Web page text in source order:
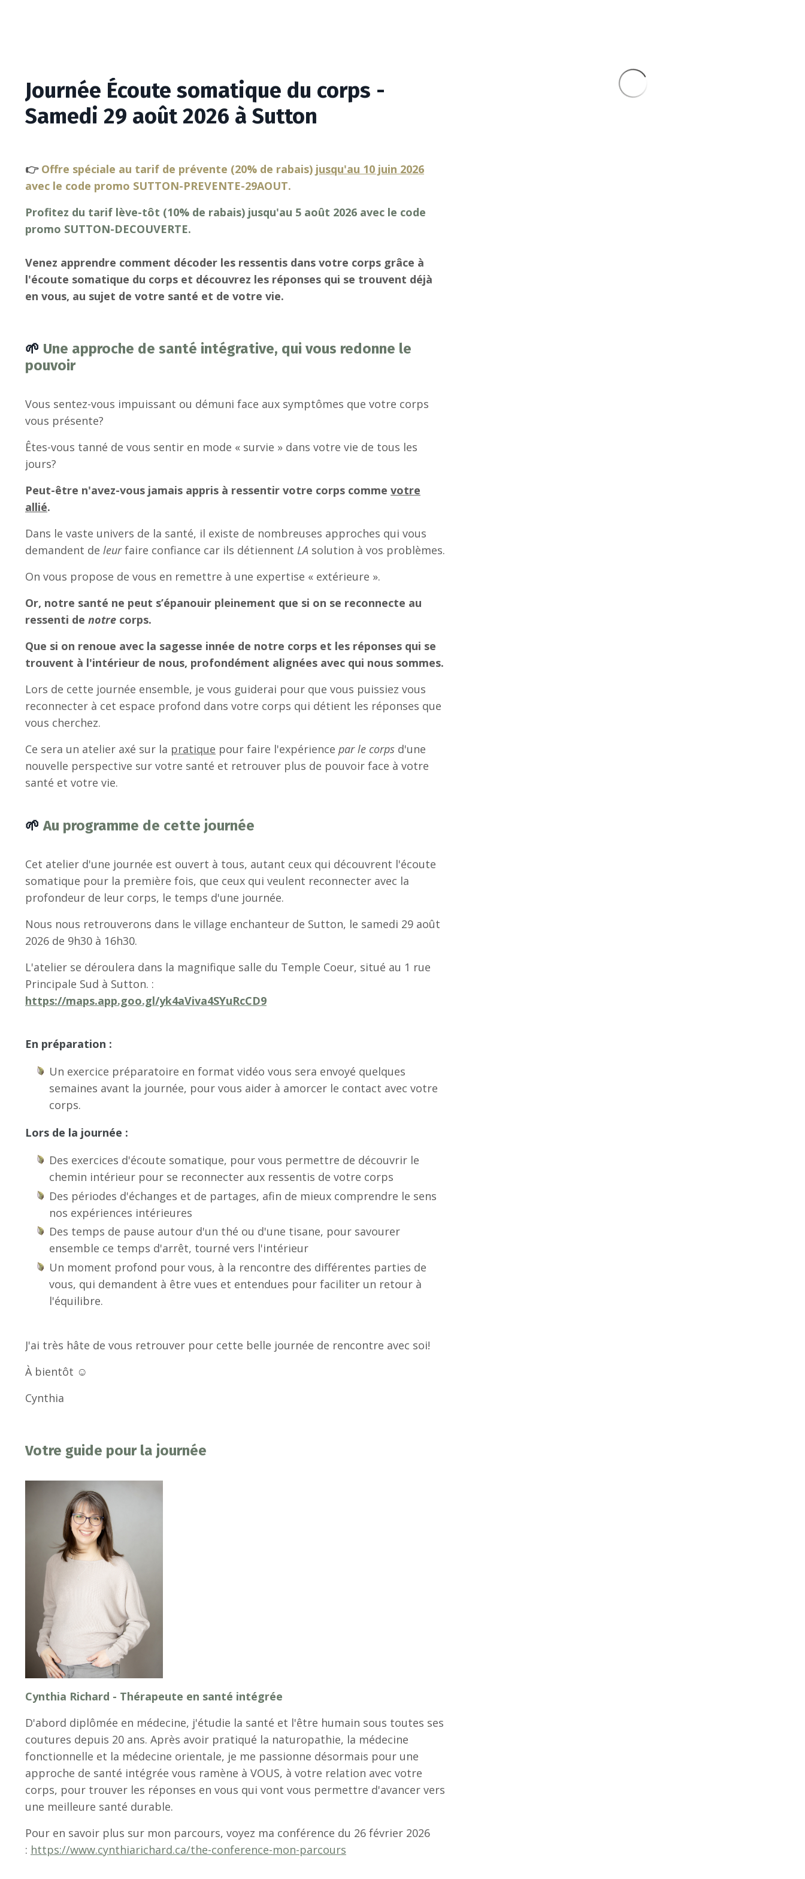
Journée Écoute somatique du corps -
Samedi 29 août 2026 à Sutton
👉Offre spéciale au tarif de prévente (20% de rabais) jusqu'au 10 juin 2026
avec le code promo SUTTON-PREVENTE-29AOUT.
Profitez du tarif lève-tôt (10% de rabais) jusqu'au 5 août 2026 avec le code
promo SUTTON-DECOUVERTE.
Venez apprendre comment décoder les ressentis dans votre corps grâce à
l'écoute somatique du corps et découvrez les réponses qui se trouvent déjà
en vous, au sujet de votre santé et de votre vie.
🌱 Une approche de santé intégrative, qui vous redonne le
pouvoir
Vous sentez-vous impuissant ou démuni face aux symptômes que votre corps
vous présente?
Êtes-vous tanné de vous sentir en mode « survie » dans votre vie de tous les
jours?
Peut-être n'avez-vous jamais appris à ressentir votre corps comme votre
allié.
Dans le vaste univers de la santé, il existe de nombreuses approches qui vous
demandent de leur faire confiance car ils détiennent LA solution à vos problèmes.
On vous propose de vous en remettre à une expertise « extérieure ».
Or, notre santé ne peut s’épanouir pleinement que si on se reconnecte au
ressenti de notre corps.
Que si on renoue avec la sagesse innée de notre corps et les réponses qui se
trouvent à l'intérieur de nous, profondément alignées avec qui nous sommes.
Lors de cette journée ensemble, je vous guiderai pour que vous puissiez vous
reconnecter à cet espace profond dans votre corps qui détient les réponses que
vous cherchez.
Ce sera un atelier axé sur la pratique pour faire l'expérience par le corps d'une
nouvelle perspective sur votre santé et retrouver plus de pouvoir face à votre
santé et votre vie.
🌱 Au programme de cette journée
Cet atelier d'une journée est ouvert à tous, autant ceux qui découvrent l'écoute
somatique pour la première fois, que ceux qui veulent reconnecter avec la
profondeur de leur corps, le temps d'une journée.
Nous nous retrouverons dans le village enchanteur de Sutton, le samedi 29 août
2026 de 9h30 à 16h30.
L'atelier se déroulera dans la magnifique salle du Temple Coeur, situé au 1 rue
Principale Sud à Sutton. :
https://maps.app.goo.gl/yk4aViva4SYuRcCD9
En préparation :
Un exercice préparatoire en format vidéo vous sera envoyé quelques
semaines avant la journée, pour vous aider à amorcer le contact avec votre
corps.
Lors de la journée :
Des exercices d'écoute somatique, pour vous permettre de découvrir le
chemin intérieur pour se reconnecter aux ressentis de votre corps
Des périodes d'échanges et de partages, afin de mieux comprendre le sens
nos expériences intérieures
Des temps de pause autour d'un thé ou d'une tisane, pour savourer
ensemble ce temps d'arrêt, tourné vers l'intérieur
Un moment profond pour vous, à la rencontre des différentes parties de
vous, qui demandent à être vues et entendues pour faciliter un retour à
l'équilibre.
J'ai très hâte de vous retrouver pour cette belle journée de rencontre avec soi!
À bientôt ☺️
Cynthia
Votre guide pour la journée
Cynthia Richard - Thérapeute en santé intégrée
D'abord diplômée en médecine, j'étudie la santé et l'être humain sous toutes ses
coutures depuis 20 ans. Après avoir pratiqué la naturopathie, la médecine
fonctionnelle et la médecine orientale, je me passionne désormais pour une
approche de santé intégrée vous ramène à VOUS, à votre relation avec votre
corps, pour trouver les réponses en vous qui vont vous permettre d'avancer vers
une meilleure santé durable.
Pour en savoir plus sur mon parcours, voyez ma conférence du 26 février 2026
: https://www.cynthiarichard.ca/the-conference-mon-parcours